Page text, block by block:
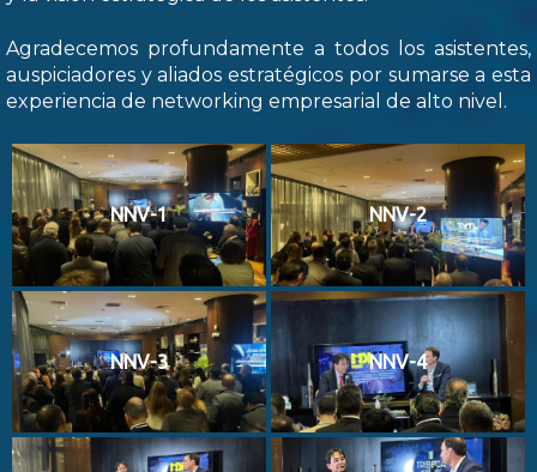
Agradecemos profundamente a todos los asistentes,
auspiciadores y aliados estratégicos por sumarse a esta
experiencia de networking empresarial de alto nivel.
NNV-1 NNV-2
NNV-3 NNV-4